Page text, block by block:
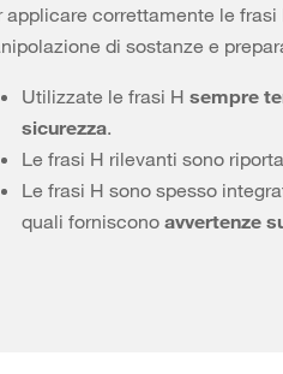
applicare correttamente le
di sostanze e
Utilizzate le frasi H sempre
sicurezza.
Le frasi H rilevanti sono
Le frasi H sono spesso
quali forniscono avvertenze